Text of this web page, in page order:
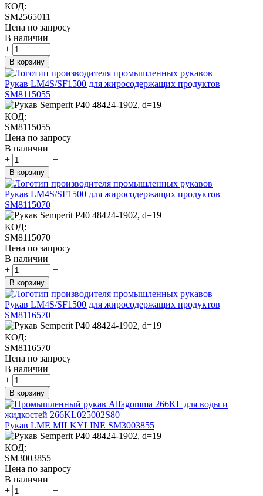
КОД:
SM2565011
Цена по запросу
В наличии
+
−
В корзину
Рукав LM4S/SF1500 для жиросодержащих продуктов
SM8115055
КОД:
SM8115055
Цена по запросу
В наличии
+
−
В корзину
Рукав LM4S/SF1500 для жиросодержащих продуктов
SM8115070
КОД:
SM8115070
Цена по запросу
В наличии
+
−
В корзину
Рукав LM4S/SF1500 для жиросодержащих продуктов
SM8116570
КОД:
SM8116570
Цена по запросу
В наличии
+
−
В корзину
Рукав LME MILKYLINE SM3003855
КОД:
SM3003855
Цена по запросу
В наличии
+
−